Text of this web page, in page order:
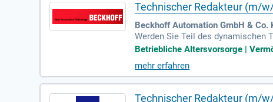
Technischer Redakteur (m/
Beckhoff Automation GmbH & Co.
Werden Sie Teil des
abe umfasst die Erstellung von
es Studium in Technischer
mit Redaktionssystemen sein und
t attraktiven Konditionen und viel
Betriebliche Altersvorsorge |
mehr erfahren
Technischer Redakteur (m/